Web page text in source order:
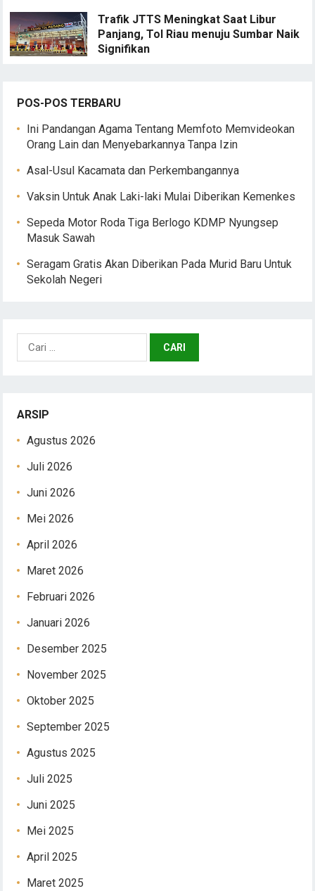
Trafik JTTS Meningkat Saat Libur
Panjang, Tol Riau menuju Sumbar Naik
Signifikan
POS-POS TERBARU
Ini Pandangan Agama Tentang Memfoto Memvideokan
Orang Lain dan Menyebarkannya Tanpa Izin
Asal-Usul Kacamata dan Perkembangannya
Vaksin Untuk Anak Laki-laki Mulai Diberikan Kemenkes
Sepeda Motor Roda Tiga Berlogo KDMP Nyungsep
Masuk Sawah
Seragam Gratis Akan Diberikan Pada Murid Baru Untuk
Sekolah Negeri
Cari
ARSIP
Agustus 2026
Juli 2026
Juni 2026
Mei 2026
April 2026
Maret 2026
Februari 2026
Januari 2026
Desember 2025
November 2025
Oktober 2025
September 2025
Agustus 2025
Juli 2025
Juni 2025
Mei 2025
April 2025
Maret 2025